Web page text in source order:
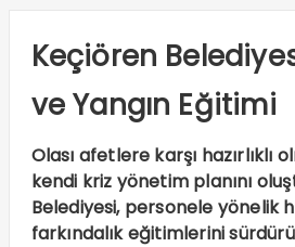
Keçiören
ve Yangın Eğitimi
Olası afetlere karşı hazırlıklı
kendi kriz yönetim planını
Belediyesi, personele yönelik
farkındalık eğitimlerini